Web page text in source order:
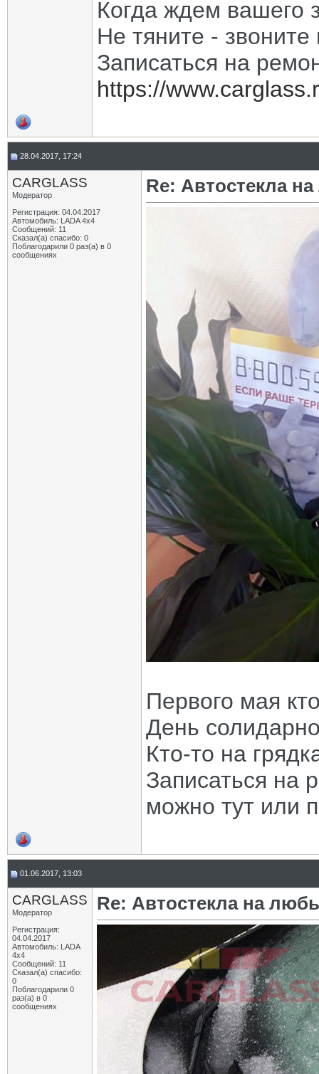
Когда ждем вашего
Не тяните -
Записаться на
https://
28.04.2017, 17:24
CARGLASS
Модератор
Регистрация: 04.04.2017
Автомобиль: LADA 4x4
Сообщений: 11
Сказал(а) спасибо: 0
Поблагодарили 0 раз(а) в 0
сообщениях
Re: Автостекла
Первого мая
День
Кто-то на
Записаться на
можно тут или
01.06.2017, 13:03
CARGLASS
Модератор
Регистрация:
04.04.2017
Автомобиль: LADA
4x4
Сообщений: 11
Сказал(а) спасибо:
0
Поблагодарили 0
раз(а) в 0
сообщениях
Re: Автостекла на